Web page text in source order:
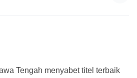
Tengah menyabet titel terbaik